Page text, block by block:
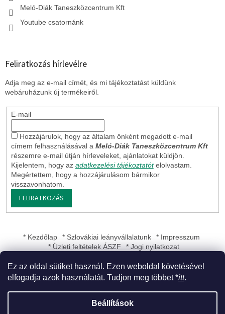
Ez az oldal sütiket használ. Ezen weboldal követésével
elfogadja azok használatát. Tudjon meg többet *itt.
Beállítások
Meló-Diák Taneszközcentrum Kft
Youtube csatornánk
Feliratkozás hírlevélre
Adja meg az e-mail címét, és mi tájékoztatást küldünk
webáruházunk új termékeiről.
E-mail
Hozzájárulok, hogy az általam önként megadott e-mail
címem felhasználásával a Meló-Diák Taneszközcentrum Kft
részemre e-mail útján hírleveleket, ajánlatokat küldjön.
Kijelentem, hogy az adatkezelési tájékoztatót elolvastam.
Megértettem, hogy a hozzájárulásom bármikor
visszavonhatom.
FELIRATKOZÁS
* Kezdőlap * Szlovákiai leányvállalatunk
* Impresszum
* Üzleti feltételek ÁSZF
* Jogi nyilatkozat